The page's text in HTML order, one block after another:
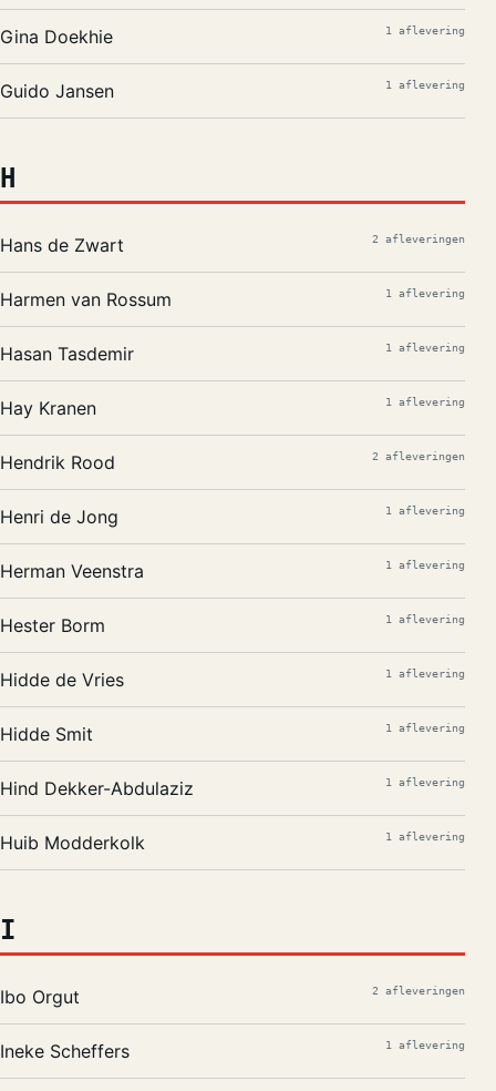
Gina Doekhie 1 aflevering
Guido Jansen 1 aflevering
H
Hans de Zwart 2 afleveringen
Harmen van Rossum 1 aflevering
Hasan Tasdemir 1 aflevering
Hay Kranen 1 aflevering
Hendrik Rood 2 afleveringen
Henri de Jong 1 aflevering
Herman Veenstra 1 aflevering
Hester Borm 1 aflevering
Hidde de Vries 1 aflevering
Hidde Smit 1 aflevering
Hind Dekker-Abdulaziz 1 aflevering
Huib Modderkolk 1 aflevering
I
Ibo Orgut 2 afleveringen
Ineke Scheffers 1 aflevering